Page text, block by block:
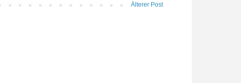
Älterer Post